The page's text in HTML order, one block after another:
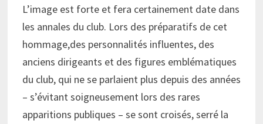
L’image est forte et fera certainement date dans
les annales du club. Lors des préparatifs de cet
hommage,des personnalités influentes, des
anciens dirigeants et des figures emblématiques
du club, qui ne se parlaient plus depuis des années
– s’évitant soigneusement lors des rares
apparitions publiques – se sont croisés, serré la